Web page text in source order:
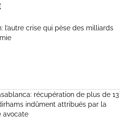
l’autre crise qui pèse des milliards
récupération de plus de 13
indûment attribués par la
avocate